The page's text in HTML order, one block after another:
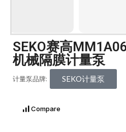
SEKO赛高
机械隔膜计量泵
计量泵品牌: SEKO计量泵
Compare